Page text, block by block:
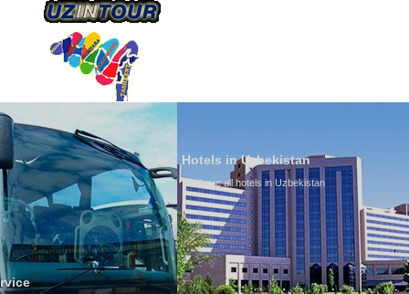
Hotels in Uzbekistan
We have all hotels in Uzbekistan
Culture of